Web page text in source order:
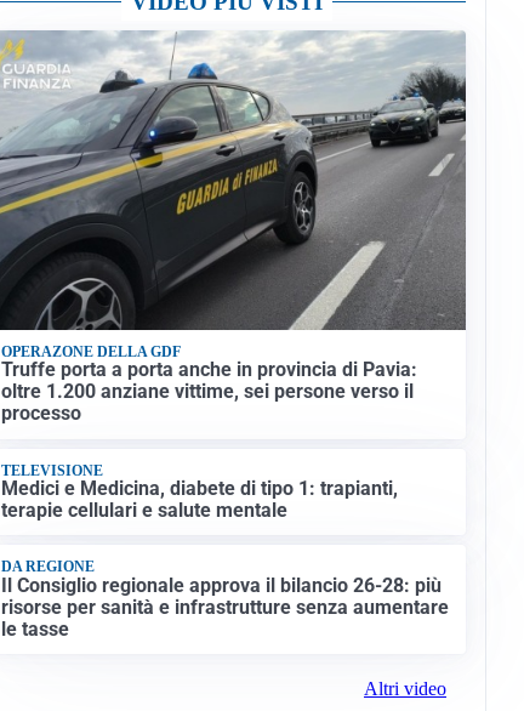
OPERAZONE DELLA GDF
Truffe porta a porta anche in provincia di Pavia:
oltre 1.200 anziane vittime, sei persone verso il
processo
TELEVISIONE
Medici e Medicina, diabete di tipo 1: trapianti,
terapie cellulari e salute mentale
DA REGIONE
Il Consiglio regionale approva il bilancio 26-28: più
risorse per sanità e infrastrutture senza aumentare
le tasse
Altri video